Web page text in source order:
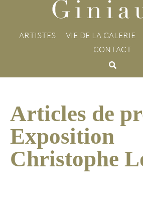
ARTISTES VIE DE LA GALERIE
CONTACT
Articles de
Exposition
Christophe